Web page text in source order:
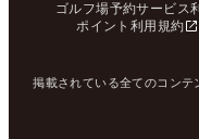
ゴルフ場予約サービス
ポイント利用規約
掲載されている全てのコンテ